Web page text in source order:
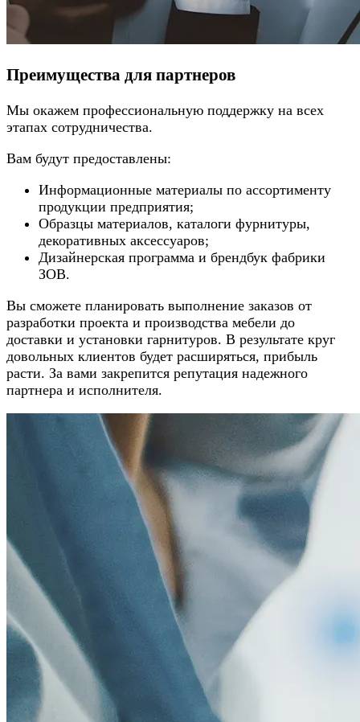
Преимущества для партнеров
Мы окажем профессиональную поддержку на всех
этапах сотрудничества.
Вам будут предоставлены:
Информационные материалы по ассортименту
продукции предприятия;
Образцы материалов, каталоги фурнитуры,
декоративных аксессуаров;
Дизайнерская программа и брендбук фабрики
ЗОВ.
Вы сможете планировать выполнение заказов от
разработки проекта и производства мебели до
доставки и установки гарнитуров. В результате круг
довольных клиентов будет расширяться, прибыль
расти. За вами закрепится репутация надежного
партнера и исполнителя.